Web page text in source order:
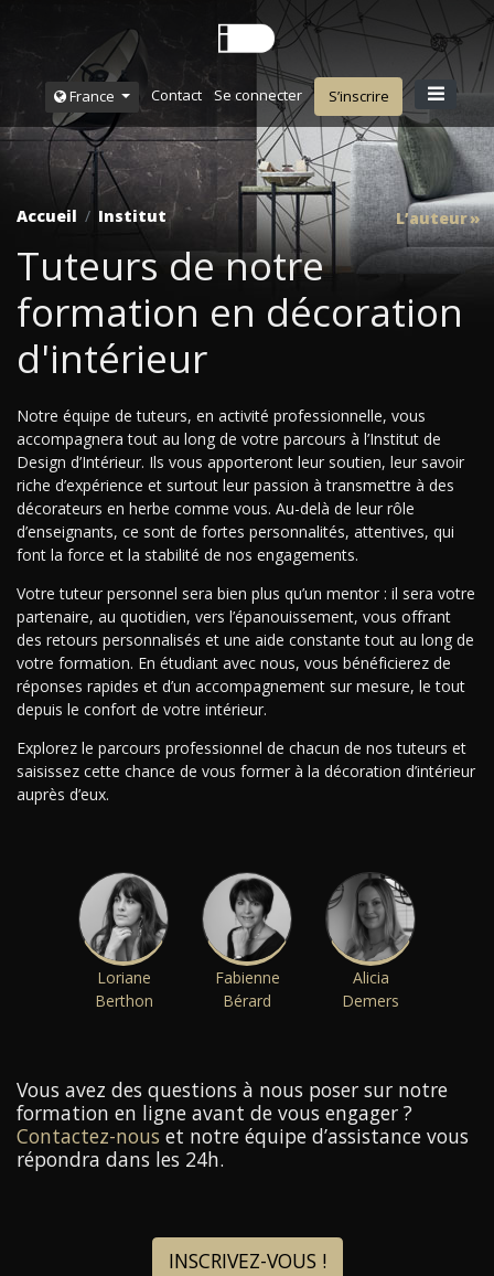
France Contact Se connecter S’inscrire
Accueil Institut L’auteur
Tuteurs de notre
formation en décoration
d'intérieur
Notre équipe de tuteurs, en activité professionnelle, vous
accompagnera tout au long de votre parcours à l’Institut de
Design d’Intérieur. Ils vous apporteront leur soutien, leur savoir
riche d’expérience et surtout leur passion à transmettre à des
décorateurs en herbe comme vous. Au-delà de leur rôle
d’enseignants, ce sont de fortes personnalités, attentives, qui
font la force et la stabilité de nos engagements.
Votre tuteur personnel sera bien plus qu’un mentor : il sera votre
partenaire, au quotidien, vers l’épanouissement, vous offrant
des retours personnalisés et une aide constante tout au long de
votre formation. En étudiant avec nous, vous bénéficierez de
réponses rapides et d’un accompagnement sur mesure, le tout
depuis le confort de votre intérieur.
Explorez le parcours professionnel de chacun de nos tuteurs et
saisissez cette chance de vous former à la décoration d’intérieur
auprès d’eux.
Loriane
Berthon
Fabienne
Bérard
Alicia
Demers
Vous avez des questions à nous poser sur notre
formation en ligne avant de vous engager ?
Contactez-nous et notre équipe d’assistance vous
répondra dans les 24h.
INSCRIVEZ-VOUS !